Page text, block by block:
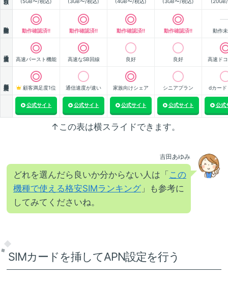
動作確認済!! 動作確認済!! 動作確認済!! 動作確認済!! 動作
高速バースト機能 高速なSB回線 良好 良好 高速ド
顧客満足度1位 通信速度が速い 家族向けシェア シニアプラン dカード
公式サイト 公式サイト 公式サイト 公式サイト 公式
↑この表は横スライドできます。
吉田あゆみ
どれを選んだら良いか分からない人は「 この
機種で使える格安SIMランキング 」も参考に
してみてくださいね。
SIMカードを挿してAPN設定を行う